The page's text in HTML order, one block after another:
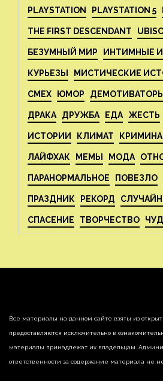
PLAYSTATION PLAYSTATION 5
THE FIRST DESCENDANT
БЕЗУМНЫЙ МИР ИНТИМНЫЕ
КУРЬЕЗЫ МИСТИЧЕСКИЕ
СМЕХ ЮМОР ДЕМОТИВАТОРЫ
ДРАКА ДРУЖБА ЕДА ЖЕСТЬ
ИСТОРИИ КЛИМАТ
ЛАЙФХАК МЕМЫ МОДА
ПАРАНОРМАЛЬНОЕ ПОВЕЗЛО
ПРАЗДНИК РЕКОРД
СПАСЕНИЕ ТВОРЧЕСТВО
Все материалы на данном сайте взяты из
предоставляются исключительно в
материалы принадлежат их владельцам.
ответственности за содержание материала не